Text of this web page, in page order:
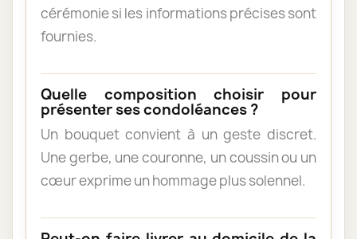
cérémonie si les informations précises sont
fournies.
Quelle composition choisir pour
présenter ses condoléances ?
Un bouquet convient à un geste discret.
Une gerbe, une couronne, un coussin ou un
cœur exprime un hommage plus solennel.